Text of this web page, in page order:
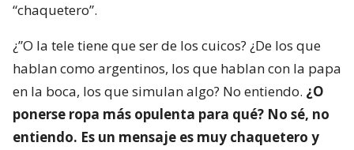
“chaquetero”.
¿”O la tele tiene que ser de los cuicos? ¿De los que
hablan como argentinos, los que hablan con la papa
en la boca, los que simulan algo? No entiendo. ¿O
ponerse ropa más opulenta para qué? No sé, no
entiendo. Es un mensaje es muy chaquetero y